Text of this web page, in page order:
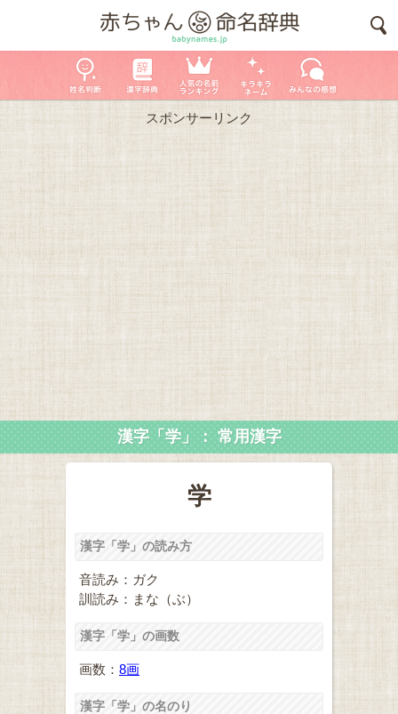
スポンサーリンク
漢字「学」： 常用漢字
学
漢字「学」の読み方
音読み：ガク
訓読み：まな（ぶ）
漢字「学」の画数
画数： 8画
漢字「学」の名のり